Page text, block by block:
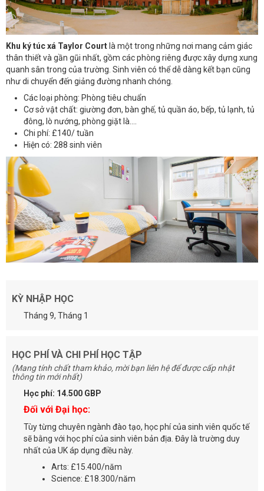
Khu ký túc xá Taylor Court là một trong những nơi mang cảm giác
thân thiết và gần gũi nhất, gồm các phòng riêng được xây dựng xung
quanh sân trong của trường. Sinh viên có thể dễ dàng kết bạn cũng
như di chuyển đến giảng đường nhanh chóng.
Các loại phòng: Phòng tiêu chuẩn
Cơ sở vật chất: giường đơn, bàn ghế, tủ quần áo, bếp, tủ lạnh, tủ
đông, lò nướng, phòng giặt là....
Chi phí: £140/ tuần
Hiện có: 288 sinh viên
KỲ NHẬP HỌC
Tháng 9, Tháng 1
HỌC PHÍ VÀ CHI PHÍ HỌC TẬP
(Mang tính chất tham khảo, mời bạn liên hệ để được cấp nhật
thông tin mới nhất)
Học phí: 14.500 GBP
Đối với Đại học:
Tùy từng chuyên ngành đào tạo, học phí của sinh viên quốc tế
sẽ bằng với học phí của sinh viên bản địa. Đây là trường duy
nhất của UK áp dụng điều này.
Arts: £15.400/năm
Science: £18.300/năm